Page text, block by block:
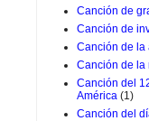
Canción de
Canción de
Canción de la
Canción de la
Canción del
América (1)
Canción del